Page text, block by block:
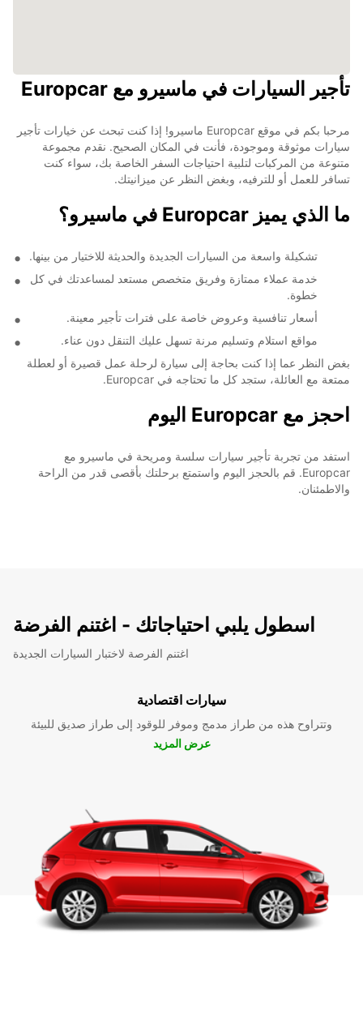
تأجير السيارات في ماسيرو مع Europcar
مرحبا بكم في موقع Europcar ماسيرو! إذا كنت تبحث عن خيارات تأجير
سيارات موثوقة وموجودة، فأنت في المكان الصحيح. نقدم مجموعة
متنوعة من المركبات لتلبية احتياجات السفر الخاصة بك، سواء كنت
تسافر للعمل أو للترفيه، وبغض النظر عن ميزانيتك.
ما الذي يميز Europcar في ماسيرو؟
تشكيلة واسعة من السيارات الجديدة والحديثة للاختيار من بينها.
خدمة عملاء ممتازة وفريق متخصص مستعد لمساعدتك في كل
خطوة.
أسعار تنافسية وعروض خاصة على فترات تأجير معينة.
مواقع استلام وتسليم مرنة تسهل عليك التنقل دون عناء.
بغض النظر عما إذا كنت بحاجة إلى سيارة لرحلة عمل قصيرة أو لعطلة
ممتعة مع العائلة، ستجد كل ما تحتاجه في Europcar.
احجز مع Europcar اليوم
استفد من تجربة تأجير سيارات سلسة ومريحة في ماسيرو مع
Europcar. قم بالحجز اليوم واستمتع برحلتك بأقصى قدر من الراحة
والاطمئنان.
اسطول يلبي احتياجاتك - اغتنم الفرضة
اغتنم الفرصة لاختبار السيارات الجديدة
سيارات اقتصادية
وتتراوح هذه من طراز مدمج وموفر للوقود إلى طراز صديق للبيئة
عرض المزيد